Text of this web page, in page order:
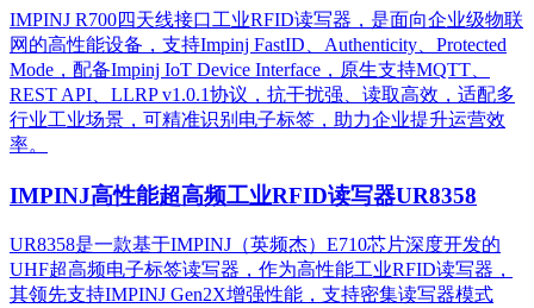
IMPINJ R700四天线接口工业RFID读写器，是面向企业级物联
网的高性能设备，支持Impinj FastID、Authenticity、Protected
Mode，配备Impinj IoT Device Interface，原生支持MQTT、
REST API、LLRP v1.0.1协议，抗干扰强、读取高效，适配多
行业工业场景，可精准识别电子标签，助力企业提升运营效
率。
IMPINJ高性能超高频工业RFID读写器UR8358
UR8358是一款基于IMPINJ（英频杰）E710芯片深度开发的
UHF超高频电子标签读写器，作为高性能工业RFID读写器，
其领先支持IMPINJ Gen2X增强性能，支持密集读写器模式